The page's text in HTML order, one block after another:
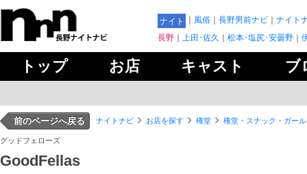
ナイト 風俗 長野男前ナビ
ナイト
長野
上田･佐久 松本･塩尻･安曇野
トップ お店 キャスト ブ
前のページへ戻る ナイトナビ お店を探す 権堂 権堂・スナック・ガー
グッドフェローズ
GoodFellas